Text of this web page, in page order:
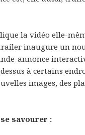
la vidéo elle-
inaugure un
annonce
à certains
images, des
savourer :